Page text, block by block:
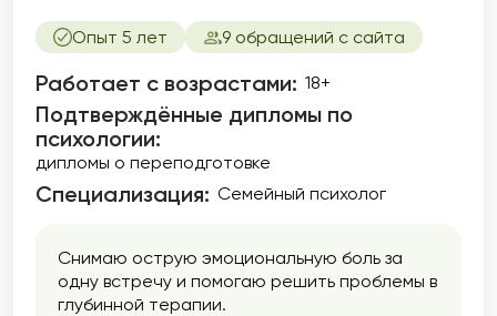
Опыт 5 лет 9 обращений с сайта
Работает с возрастами: 18+
Подтверждённые дипломы по
психологии:
дипломы о переподготовке
Специализация: Семейный психолог
Снимаю острую эмоциональную боль за
одну встречу и помогаю решить проблемы в
глубинной терапии.